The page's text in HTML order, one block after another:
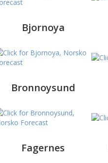
Bjornoya
Bronnoysund
Fagernes